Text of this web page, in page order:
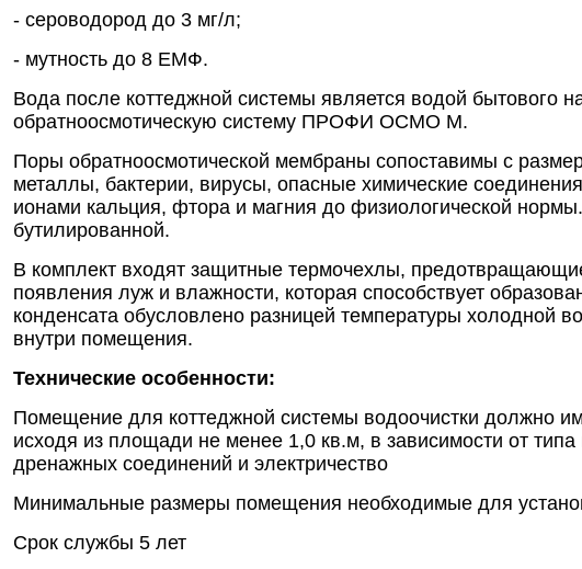
- сероводород до 3 мг/л;
- мутность до 8 ЕМФ.
Вода после коттеджной системы является водой бытового
обратноосмотическую систему ПРОФИ ОСМО М.
Поры обратноосмотической мембраны сопоставимы с
металлы, бактерии, вирусы, опасные химические
ионами кальция, фтора и магния до физиологической
бутилированной.
В комплект входят защитные термочехлы,
появления луж и влажности, которая способствует
конденсата обусловлено разницей температуры холодной
внутри помещения.
Технические особенности:
Помещение для коттеджной системы водоочистки должно
исходя из площади не менее 1,0 кв.м, в зависимости от
дренажных соединений и электричество
Минимальные размеры помещения необходимые для
Срок службы 5 лет